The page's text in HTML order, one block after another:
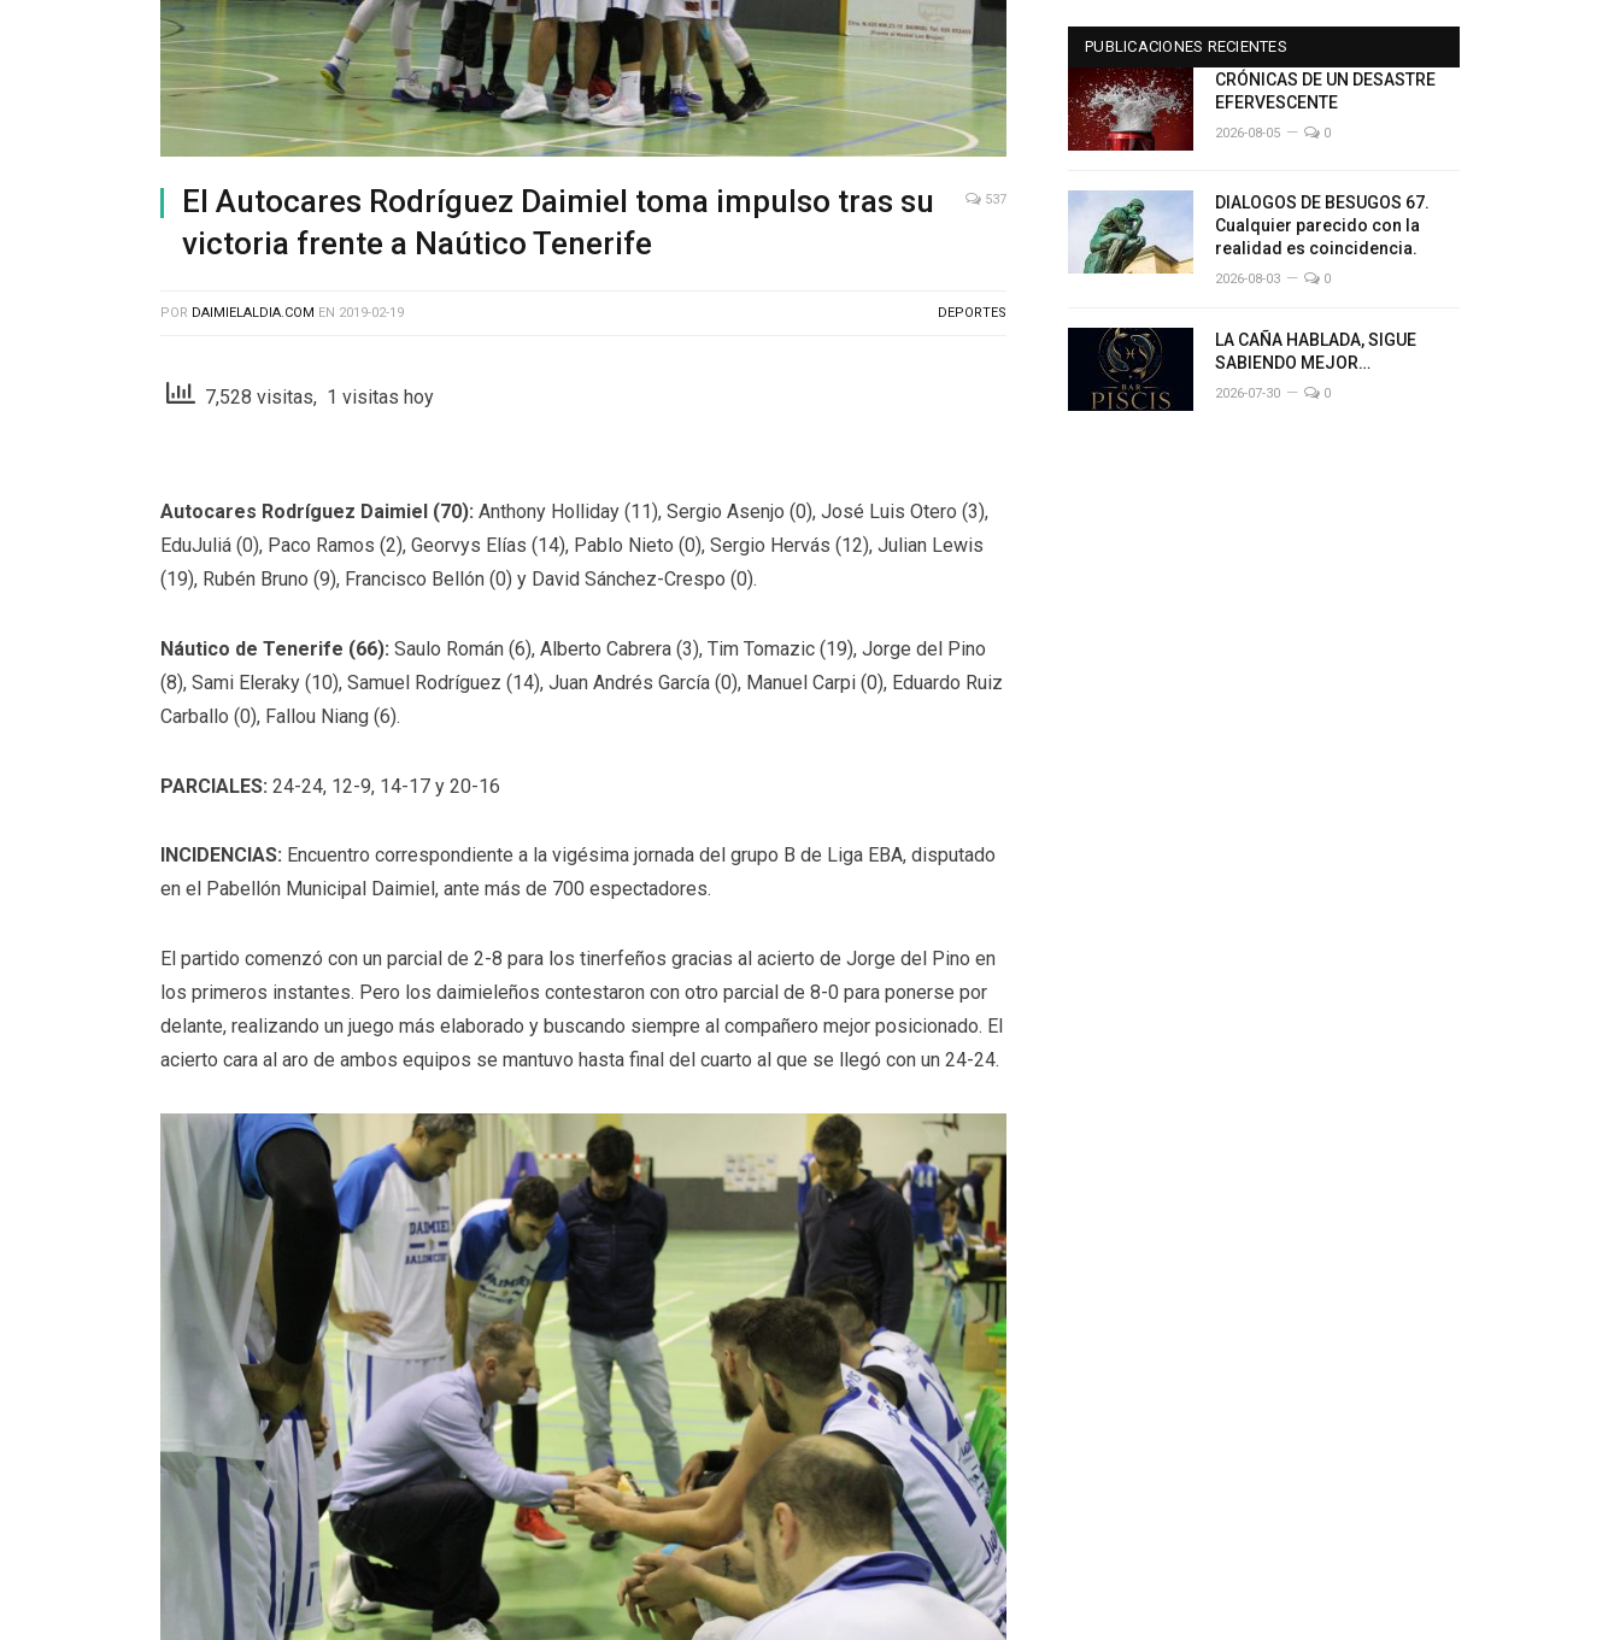
El Autocares Rodríguez Daimiel toma impulso tras su
victoria frente a Naútico Tenerife
537
POR DAIMIELALDIA.COM EN 2019-02-19 DEPORTES
7,528 visitas, 1 visitas hoy
Autocares Rodríguez Daimiel (70): Anthony Holliday (11), Sergio Asenjo (0), José Luis Otero (3),
EduJuliá (0), Paco Ramos (2), Georvys Elías (14), Pablo Nieto (0), Sergio Hervás (12), Julian Lewis
(19), Rubén Bruno (9), Francisco Bellón (0) y David Sánchez-Crespo (0).
Náutico de Tenerife (66): Saulo Román (6), Alberto Cabrera (3), Tim Tomazic (19), Jorge del Pino
(8), Sami Eleraky (10), Samuel Rodríguez (14), Juan Andrés García (0), Manuel Carpi (0), Eduardo Ruiz
Carballo (0), Fallou Niang (6).
PARCIALES: 24-24, 12-9, 14-17 y 20-16
INCIDENCIAS: Encuentro correspondiente a la vigésima jornada del grupo B de Liga EBA, disputado
en el Pabellón Municipal Daimiel, ante más de 700 espectadores.
El partido comenzó con un parcial de 2-8 para los tinerfeños gracias al acierto de Jorge del Pino en
los primeros instantes. Pero los daimieleños contestaron con otro parcial de 8-0 para ponerse por
delante, realizando un juego más elaborado y buscando siempre al compañero mejor posicionado. El
acierto cara al aro de ambos equipos se mantuvo hasta final del cuarto al que se llegó con un 24-24.
PUBLICACIONES RECIENTES
CRÓNICAS DE UN DESASTRE
EFERVESCENTE
2026-08-05 0
DIALOGOS DE BESUGOS 67.
Cualquier parecido con la
realidad es coincidencia.
2026-08-03 0
LA CAÑA HABLADA, SIGUE
SABIENDO MEJOR…
2026-07-30 0